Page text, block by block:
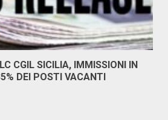
CGIL SICILIA, IMMISSIONI IN
DEI POSTI VACANTI